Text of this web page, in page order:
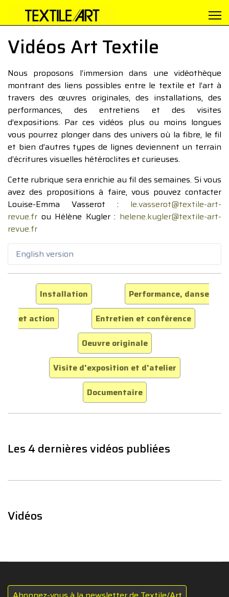
Vidéos Art Textile
Nous proposons l’immersion dans une vidéothèque
montrant des liens possibles entre le textile et l’art à
travers des œuvres originales, des installations, des
performances, des entretiens et des visites
d’expositions. Par ces vidéos plus ou moins longues
vous pourrez plonger dans des univers où la fibre, le fil
et bien d’autres types de lignes deviennent un terrain
d’écritures visuelles hétéroclites et curieuses.
Cette rubrique sera enrichie au fil des semaines. Si vous
avez des propositions à faire, vous pouvez contacter
Louise-Emma Vasserot : le.vasserot@textile-art-
revue.fr ou Hélène Kugler : helene.kugler@textile-art-
revue.fr
English version
Installation
Performance, danse
et action
Entretien et conférence
Oeuvre originale
Visite d'exposition et d'atelier
Documentaire
Les 4 dernières vidéos publiées
Vidéos